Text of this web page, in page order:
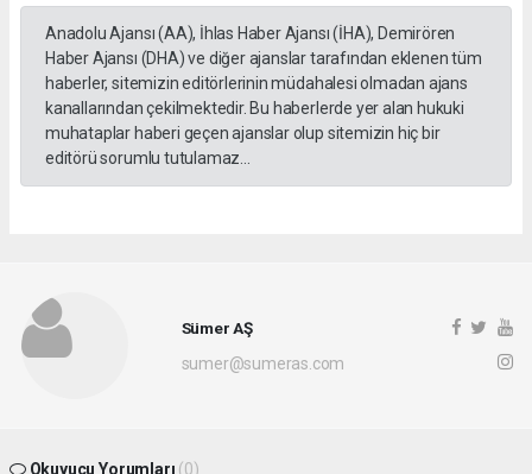
Anadolu Ajansı (AA), İhlas Haber Ajansı (İHA), Demirören
Haber Ajansı (DHA) ve diğer ajanslar tarafından eklenen tüm
haberler, sitemizin editörlerinin müdahalesi olmadan ajans
kanallarından çekilmektedir. Bu haberlerde yer alan hukuki
muhataplar haberi geçen ajanslar olup sitemizin hiç bir
editörü sorumlu tutulamaz...
Sümer AŞ
sumer@sumeras.com
Okuyucu Yorumları (0)